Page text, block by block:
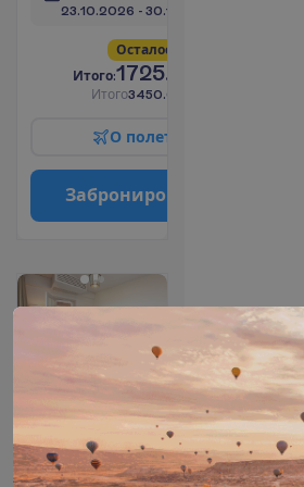
23.10.2026 - 30.10.2026
Осталос
Итого:1725.00
Итого3450.00
О полет
Заброниро
Junior
Prestige
Suite
36 m²
Все
включено